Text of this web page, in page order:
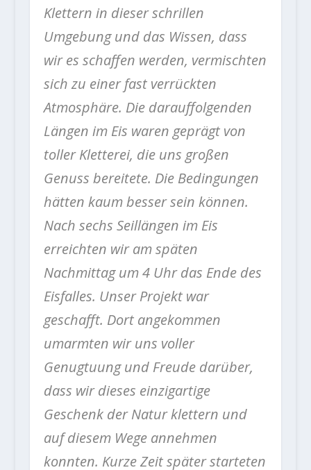
Klettern in dieser schrillen
Umgebung und das Wissen, dass
wir es schaffen werden, vermischten
sich zu einer fast verrückten
Atmosphäre. Die darauffolgenden
Längen im Eis waren geprägt von
toller Kletterei, die uns großen
Genuss bereitete. Die Bedingungen
hätten kaum besser sein können.
Nach sechs Seillängen im Eis
erreichten wir am späten
Nachmittag um 4 Uhr das Ende des
Eisfalles. Unser Projekt war
geschafft. Dort angekommen
umarmten wir uns voller
Genugtuung und Freude darüber,
dass wir dieses einzigartige
Geschenk der Natur klettern und
auf diesem Wege annehmen
konnten. Kurze Zeit später starteten